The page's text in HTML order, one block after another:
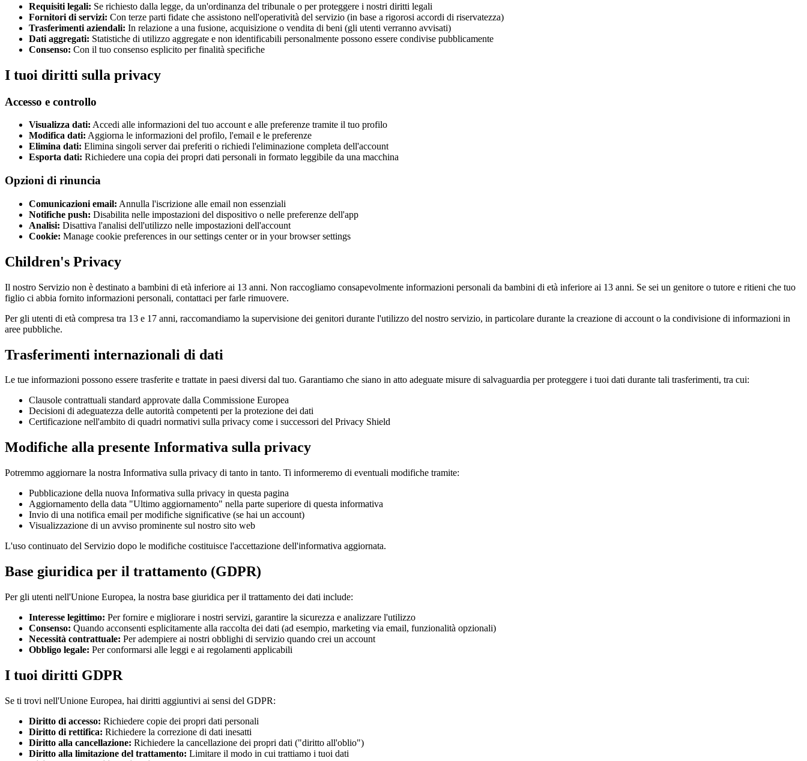
Requisiti legali: Se richiesto dalla legge, da un'ordinanza del tribunale o per proteggere i nostri diritti legali
Fornitori di servizi: Con terze parti fidate che assistono nell'operatività del servizio (in base a rigorosi accordi di riservatezza)
Trasferimenti aziendali: In relazione a una fusione, acquisizione o vendita di beni (gli utenti verranno avvisati)
Dati aggregati: Statistiche di utilizzo aggregate e non identificabili personalmente possono essere condivise pubblicamente
Consenso: Con il tuo consenso esplicito per finalità specifiche
I tuoi diritti sulla privacy
Accesso e controllo
Visualizza dati: Accedi alle informazioni del tuo account e alle preferenze tramite il tuo profilo
Modifica dati: Aggiorna le informazioni del profilo, l'email e le preferenze
Elimina dati: Elimina singoli server dai preferiti o richiedi l'eliminazione completa dell'account
Esporta dati: Richiedere una copia dei propri dati personali in formato leggibile da una macchina
Opzioni di rinuncia
Comunicazioni email: Annulla l'iscrizione alle email non essenziali
Notifiche push: Disabilita nelle impostazioni del dispositivo o nelle preferenze dell'app
Analisi: Disattiva l'analisi dell'utilizzo nelle impostazioni dell'account
Cookie: Manage cookie preferences in our settings center or in your browser settings
Children's Privacy
Il nostro Servizio non è destinato a bambini di età inferiore ai 13 anni. Non raccogliamo consapevolmente informazioni personali da bambini di età inferiore ai 13 anni. Se sei un genitore o tutore e ritieni che tuo
figlio ci abbia fornito informazioni personali, contattaci per farle rimuovere.
Per gli utenti di età compresa tra 13 e 17 anni, raccomandiamo la supervisione dei genitori durante l'utilizzo del nostro servizio, in particolare durante la creazione di account o la condivisione di informazioni in
aree pubbliche.
Trasferimenti internazionali di dati
Le tue informazioni possono essere trasferite e trattate in paesi diversi dal tuo. Garantiamo che siano in atto adeguate misure di salvaguardia per proteggere i tuoi dati durante tali trasferimenti, tra cui:
Clausole contrattuali standard approvate dalla Commissione Europea
Decisioni di adeguatezza delle autorità competenti per la protezione dei dati
Certificazione nell'ambito di quadri normativi sulla privacy come i successori del Privacy Shield
Modifiche alla presente Informativa sulla privacy
Potremmo aggiornare la nostra Informativa sulla privacy di tanto in tanto. Ti informeremo di eventuali modifiche tramite:
Pubblicazione della nuova Informativa sulla privacy in questa pagina
Aggiornamento della data "Ultimo aggiornamento" nella parte superiore di questa informativa
Invio di una notifica email per modifiche significative (se hai un account)
Visualizzazione di un avviso prominente sul nostro sito web
L'uso continuato del Servizio dopo le modifiche costituisce l'accettazione dell'informativa aggiornata.
Base giuridica per il trattamento (GDPR)
Per gli utenti nell'Unione Europea, la nostra base giuridica per il trattamento dei dati include:
Interesse legittimo: Per fornire e migliorare i nostri servizi, garantire la sicurezza e analizzare l'utilizzo
Consenso: Quando acconsenti esplicitamente alla raccolta dei dati (ad esempio, marketing via email, funzionalità opzionali)
Necessità contrattuale: Per adempiere ai nostri obblighi di servizio quando crei un account
Obbligo legale: Per conformarsi alle leggi e ai regolamenti applicabili
I tuoi diritti GDPR
Se ti trovi nell'Unione Europea, hai diritti aggiuntivi ai sensi del GDPR:
Diritto di accesso: Richiedere copie dei propri dati personali
Diritto di rettifica: Richiedere la correzione di dati inesatti
Diritto alla cancellazione: Richiedere la cancellazione dei propri dati ("diritto all'oblio")
Diritto alla limitazione del trattamento: Limitare il modo in cui trattiamo i tuoi dati